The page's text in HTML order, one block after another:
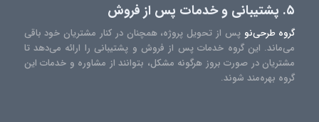
۵. پشتیبانی و خدمات پس از فروش
گروه طرحی‌نو پس از تحویل پروژه، همچنان در کنار مشتریان خود باقی
می‌ماند. این گروه خدمات پس از فروش و پشتیبانی را ارائه می‌دهد تا
مشتریان در صورت بروز هرگونه مشکل، بتوانند از مشاوره و خدمات این
گروه بهره‌مند شوند.